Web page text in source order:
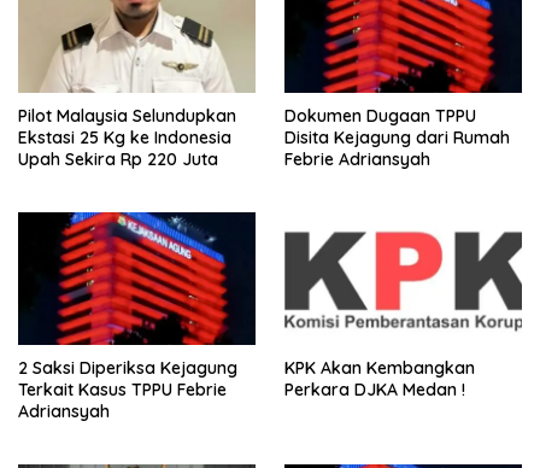
Pilot Malaysia Selundupkan
Ekstasi 25 Kg ke Indonesia
Upah Sekira Rp 220 Juta
Dokumen Dugaan TPPU
Disita Kejagung dari Rumah
Febrie Adriansyah
2 Saksi Diperiksa Kejagung
Terkait Kasus TPPU Febrie
Adriansyah
KPK Akan Kembangkan
Perkara DJKA Medan !